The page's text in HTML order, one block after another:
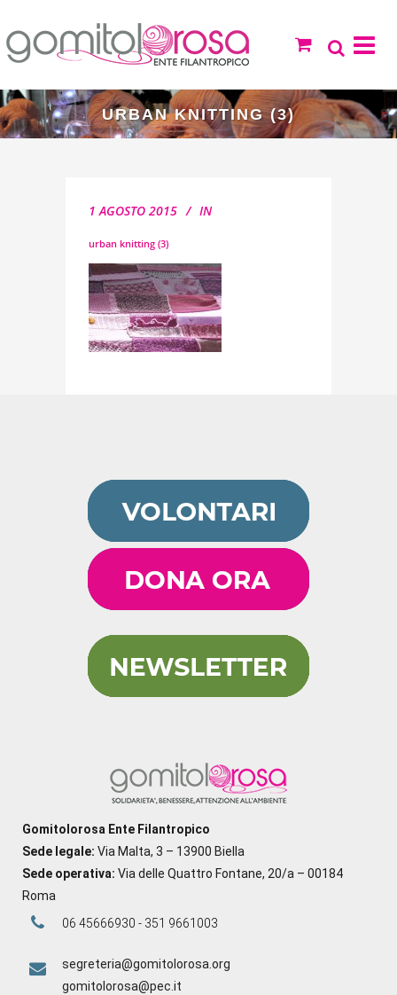
URBAN KNITTING (3)
1 AGOSTO 2015 IN
urban knitting (3)
Gomitolorosa Ente Filantropico
Sede legale: Via Malta, 3 – 13900 Biella
Sede operativa: Via delle Quattro Fontane, 20/a – 00184
Roma
06 45666930 - 351 9661003
segreteria@gomitolorosa.org
gomitolorosa@pec.it